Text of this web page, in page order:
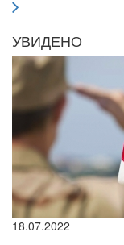
УВИДЕНО
18.07.2022